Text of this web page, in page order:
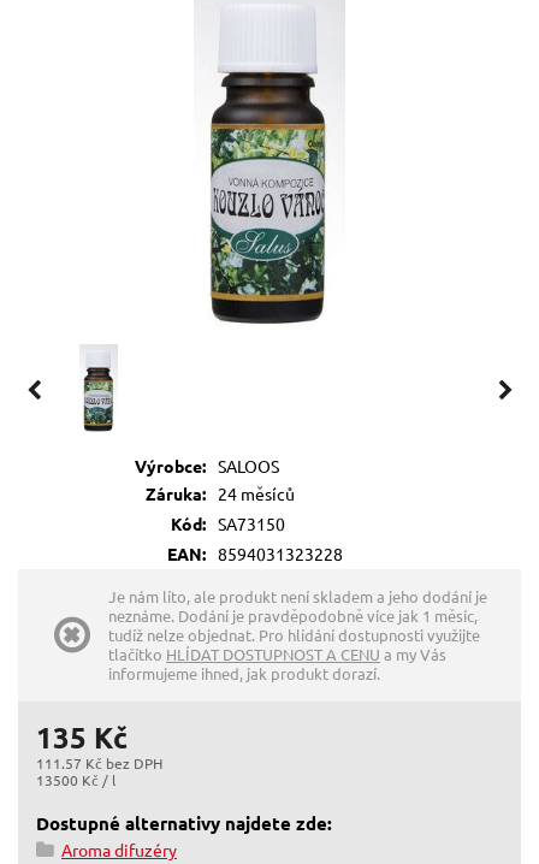
Výrobce: SALOOS
Záruka:
24 měsíců
Kód: SA73150
EAN: 8594031323228
Je nám líto, ale produkt není skladem a jeho dodání je
neznáme. Dodání je pravděpodobně více jak 1 měsíc,
tudíž nelze objednat. Pro hlídání dostupnosti využijte
tlačítko HLÍDAT DOSTUPNOST A CENU a my Vás
informujeme ihned, jak produkt dorazí.
135 Kč
111.57 Kč bez DPH
13500 Kč / l
Dostupné alternativy najdete zde:
Aroma difuzéry